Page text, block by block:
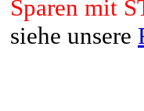
Sparen mit
siehe unsere